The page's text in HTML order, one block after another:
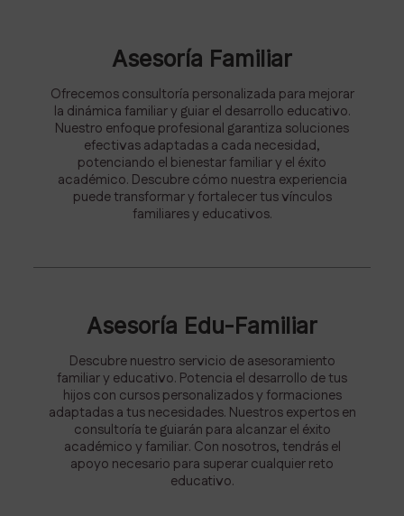
Asesoría Familiar
Ofrecemos consultoría personalizada para mejorar
la dinámica familiar y guiar el desarrollo educativo.
Nuestro enfoque profesional garantiza soluciones
efectivas adaptadas a cada necesidad,
potenciando el bienestar familiar y el éxito
académico. Descubre cómo nuestra experiencia
puede transformar y fortalecer tus vínculos
familiares y educativos.
Asesoría Edu-Familiar
Descubre nuestro servicio de asesoramiento
familiar y educativo. Potencia el desarrollo de tus
hijos con cursos personalizados y formaciones
adaptadas a tus necesidades. Nuestros expertos en
consultoría te guiarán para alcanzar el éxito
académico y familiar. Con nosotros, tendrás el
apoyo necesario para superar cualquier reto
educativo.